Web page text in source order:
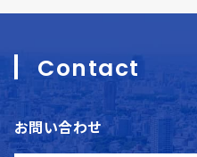
Contact
お問い合わせ